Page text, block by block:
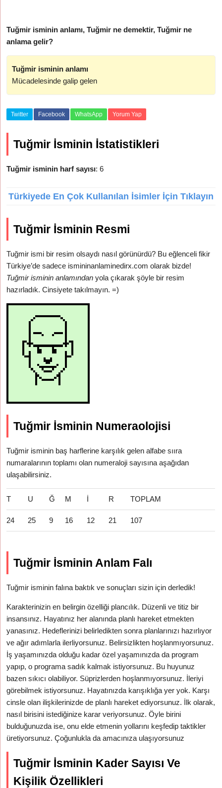
Tuğmir isminin anlamı, Tuğmir ne demektir, Tuğmir ne
anlama gelir?
Tuğmir isminin anlamı
Mücadelesinde galip gelen
Twitter Facebook WhatsApp Yorum Yap
Tuğmir İsminin İstatistikleri
Tuğmir isminin harf sayısı: 6
Türkiyede En Çok Kullanılan İsimler İçin Tıklayın
Tuğmir İsminin Resmi
Tuğmir ismi bir resim olsaydı nasıl görünürdü? Bu eğlenceli fikir
Türkiye’de sadece ismininanlaminedirx.com olarak bizde!
Tuğmir isminin anlamından yola çıkarak şöyle bir resim
hazırladık. Cinsiyete takılmayın. =)
Tuğmir İsminin Numeraolojisi
Tuğmir isminin baş harflerine karşılık gelen alfabe sııra
numaralarının toplamı olan numeraloji sayısına aşağıdan
ulaşabilirsiniz.
T U Ğ M İ R TOPLAM
24 25 9 16 12 21 107
Tuğmir İsminin Anlam Falı
Tuğmir isminin falına baktık ve sonuçları sizin için derledik!
Karakterinizin en belirgin özelliği plancılık. Düzenli ve titiz bir
insansınız. Hayatınız her alanında planlı hareket etmekten
yanasınız. Hedeflerinizi belirledikten sonra planlarınızı hazırlıyor
ve ağır adımlarla ilerliyorsunuz. Belirsizlikten hoşlanmıyorsunuz.
İş yaşamınızda olduğu kadar özel yaşamınızda da program
yapıp, o programa sadık kalmak istiyorsunuz. Bu huyunuz
bazen sıkıcı olabiliyor. Süprizlerden hoşlanmıyorsunuz. İleriyi
görebilmek istiyorsunuz. Hayatınızda karışıklığa yer yok. Karşı
cinsle olan ilişkilerinizde de planlı hareket ediyorsunuz. İlk olarak,
nasıl birisini istediğinize karar veriyorsunuz. Öyle birini
bulduğunuzda ise, onu elde etmenin yollarını keşfedip taktikler
üretiyorsunuz. Çoğunlukla da amacınıza ulaşıyorsunuz
Tuğmir İsminin Kader Sayısı Ve
Kişilik Özellikleri